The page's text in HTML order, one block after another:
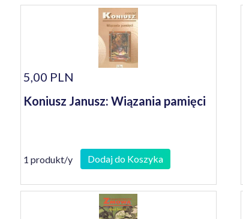
5,00 PLN
Koniusz Janusz: Wiązania pamięci
1 produkt/y Dodaj do Koszyka